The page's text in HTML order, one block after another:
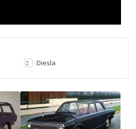
Diesla